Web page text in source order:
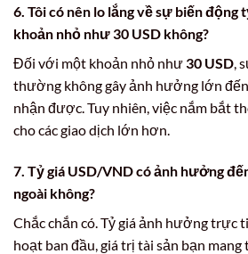
6. Tôi có nên lo lắng về sự biến động
khoản nhỏ như30 USD không?
Đối với một khoản nhỏ như30 USD ,
thường không gây ảnh hưởng lớn
nhận được. Tuy nhiên, việc nắm bắt
cho các giao dịch lớn hơn.
7. Tỷ giá USD/VNDcó ảnh hưởng
ngoài không?
Chắc chắn có. Tỷ giá ảnh hưởng trực
hoạt ban đầu, giá trị tài sản bạn mang